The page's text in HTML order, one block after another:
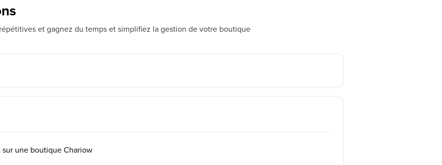
et gagnez du temps et simplifiez la gestion de votre boutique
une boutique Chariow